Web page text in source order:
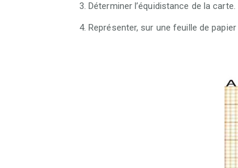
Déterminer l’équidistance de la carte.
Représenter, sur une feuille de